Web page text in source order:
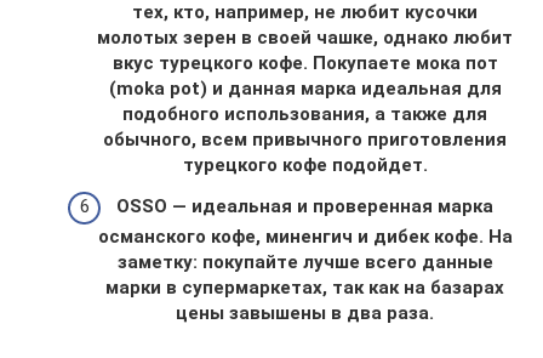
тех, кто, например, не любит кусочки
молотых зерен в своей чашке, однако любит
вкус турецкого кофе. Покупаете мока пот
(moka pot) и данная марка идеальная для
подобного использования, а также для
обычного, всем привычного приготовления
турецкого кофе подойдет.
OSSO — идеальная и проверенная марка
османского кофе, миненгич и дибек кофе. На
заметку: покупайте лучше всего данные
марки в супермаркетах, так как на базарах
цены завышены в два раза.